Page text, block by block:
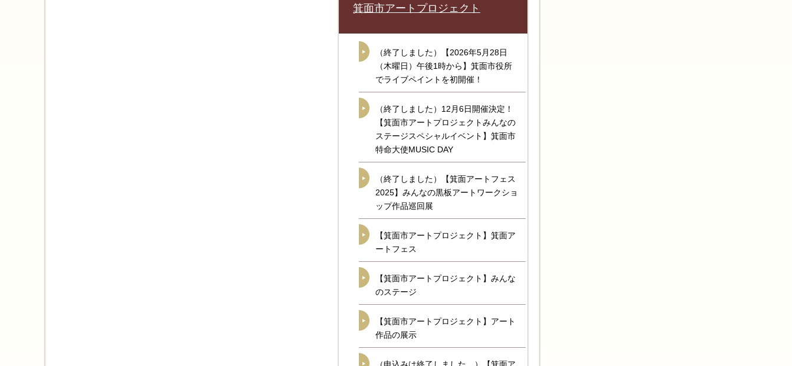
箕面市アートプロジェクト
（終了しました）【2026年5月28日
（木曜日）午後1時から】箕面市役所
でライブペイントを初開催！
（終了しました）12月6日開催決定！
【箕面市アートプロジェクトみんなの
ステージスペシャルイベント】箕面市
特命大使MUSIC DAY
（終了しました）【箕面アートフェス
2025】みんなの黒板アートワークショ
ップ作品巡回展
【箕面市アートプロジェクト】箕面ア
ートフェス
【箕面市アートプロジェクト】みんな
のステージ
【箕面市アートプロジェクト】アート
作品の展示
（申込みは終了しました。）【箕面ア